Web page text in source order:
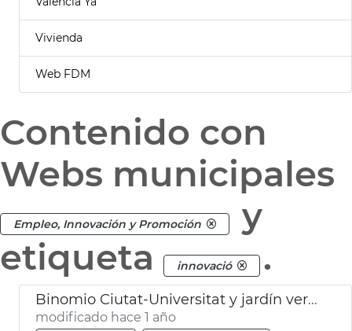
Vivienda
Web FDM
Contenido con
Webs municipales
Empleo, Innovación y Promoción
y
etiqueta
innovació .
Binomio Ciutat-Universitat y jardín vertical
modificado hace 1 año